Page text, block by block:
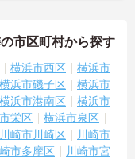
市区町村から探す
横浜市西区
横浜市
横浜市磯子区
横浜市
横浜市港南区
横浜市
栄区
横浜市泉区
川崎市川崎区
川崎市
市多摩区
川崎市宮